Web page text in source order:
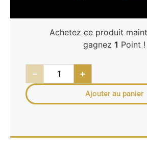
Achetez ce produit
gagnez 1 Point !
− +
Ajouter au panier